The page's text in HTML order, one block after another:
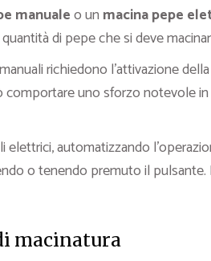
manualeo un macina pepe
di pepe che si deve
richiedono l’attivazione
comportare uno sforzo notevole
elettrici, automatizzando
o tenendo premuto il pulsante.
macinatura